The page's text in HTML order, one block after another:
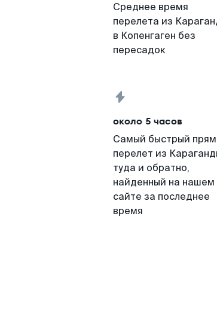
Среднее время
перелета из
в Копенгаген без
пересадок
около 5 часов
Самый быстрый
перелет из
туда и обратно,
найденный на нашем
сайте за последнее
время